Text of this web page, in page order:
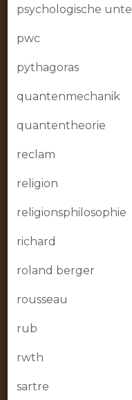
psychologische
pwc
pythagoras
quantenmechanik
quantentheorie
reclam
religion
religionsphilosophie
richard
roland berger
rousseau
rub
rwth
sartre